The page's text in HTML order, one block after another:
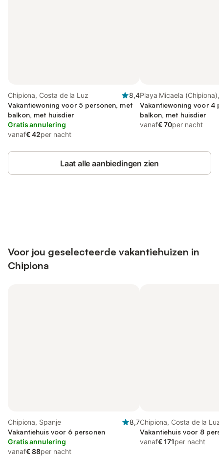
Chipiona, Costa de la Luz
8,4
Vakantiewoning voor 5 personen, met
balkon, met huisdier
Gratis annulering
vanaf€ 42per nacht
Playa Micaela
Vakantiewoning voor 4
balkon, met huisdier
vanaf€ 70per nacht
Laat alle aanbiedingen zien
Voor jou geselecteerde vakantiehuizen in
Chipiona
Chipiona, Spanje
8,7
Vakantiehuis voor 6 personen
Gratis annulering
vanaf€ 88per nacht
Chipiona, Costa de la
Vakantiehuis voor 8
vanaf€ 171per nacht